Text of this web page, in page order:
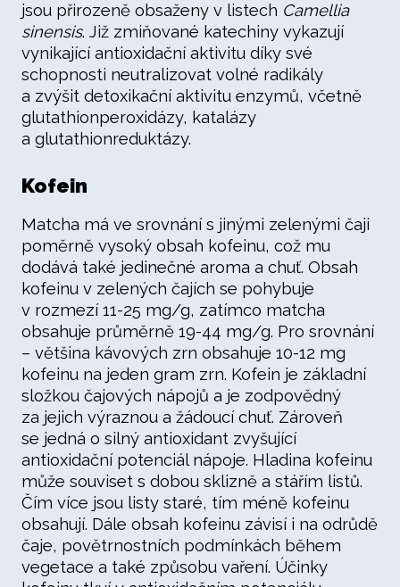
jsou přirozeně obsaženy v listech Camellia
sinensis. Již zmiňované katechiny vykazují
vynikající antioxidační aktivitu díky své
schopnosti neutralizovat volné radikály
a zvýšit detoxikační aktivitu enzymů, včetně
glutathionperoxidázy, katalázy
a glutathionreduktázy.
Kofein
Matcha má ve srovnání s jinými zelenými čaji
poměrně vysoký obsah kofeinu, což mu
dodává také jedinečné aroma a chuť. Obsah
kofeinu v zelených čajích se pohybuje
v rozmezí 11-25 mg/g, zatímco matcha
obsahuje průměrně 19-44 mg/g. Pro srovnání
– většina kávových zrn obsahuje 10-12 mg
kofeinu na jeden gram zrn. Kofein je základní
složkou čajových nápojů a je zodpovědný
za jejich výraznou a žádoucí chuť. Zároveň
se jedná o silný antioxidant zvyšující
antioxidační potenciál nápoje. Hladina kofeinu
může souviset s dobou sklizně a stářím listů.
Čím více jsou listy staré, tím méně kofeinu
obsahují. Dále obsah kofeinu závisí i na odrůdě
čaje, povětrnostních podmínkách během
vegetace a také způsobu vaření. Účinky